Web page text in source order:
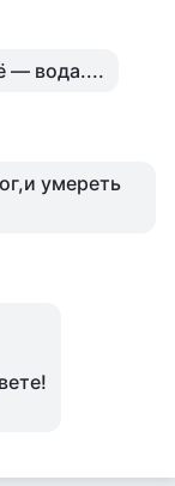
— вода....
умереть